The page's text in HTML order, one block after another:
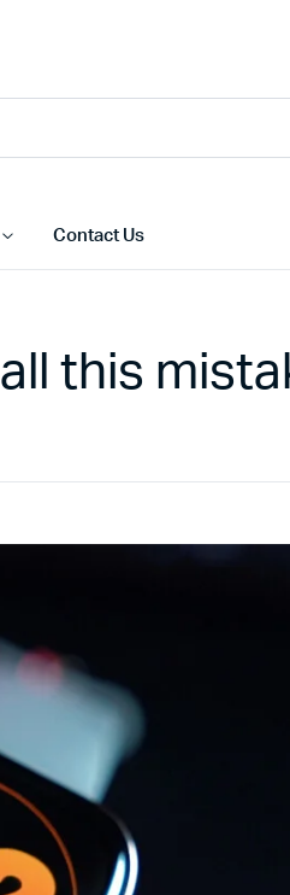
Contact Us
this